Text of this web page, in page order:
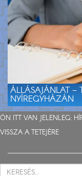
ÁLLÁSAJÁNLAT –
NYÍREGYHÁZÁN
ÖN ITT VAN JELENLEG:
VISSZA A TETEJÉRE